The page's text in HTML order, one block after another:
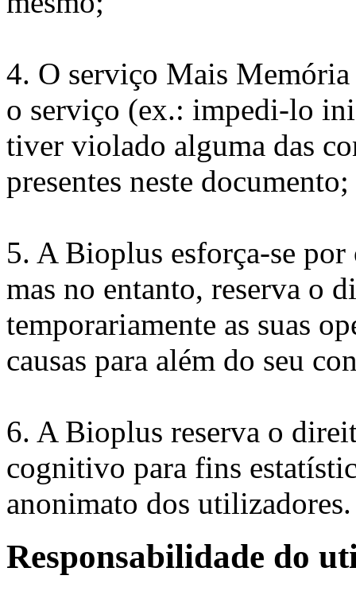
4. O serviço Mais
o serviço (ex.: impedi-lo
tiver violado alguma das
presentes neste documento;
5. A Bioplus esforça-se por
mas no entanto, reserva o
temporariamente as suas
causas para além do seu
6. A Bioplus reserva o
cognitivo para fins
anonimato dos
Responsabilidade do